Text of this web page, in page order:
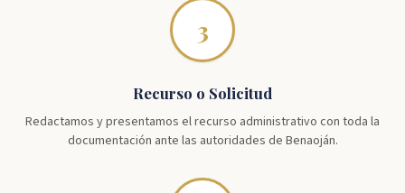
3
Recurso o Solicitud
Redactamos y presentamos el recurso administrativo con toda la
documentación ante las autoridades de Benaoján.